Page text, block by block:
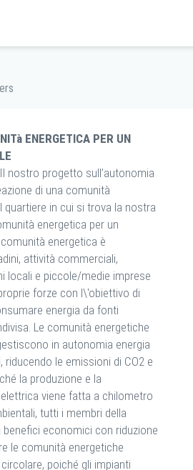
ENERGETICA PER UN
Il nostro progetto sull’autonomia
di una comunità
quartiere in cui si trova la nostra
energetica per un
energetica è
attività commerciali,
locali e piccole/medie imprese
forze con l\'obiettivo di
energia da fonti
Le comunità energetiche
in autonomia energia
le emissioni di CO2 e
la produzione e la
elettrica viene fatta a chilometro
tutti i membri della
economici con riduzione
le comunità energetiche
poiché gli impianti